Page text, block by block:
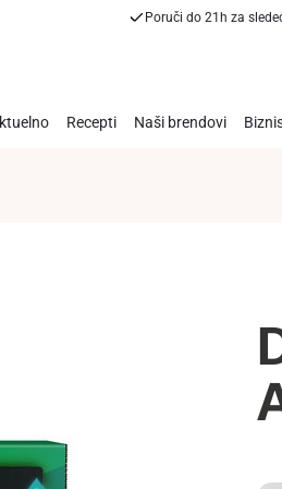
Poruči do 21h za
Recepti Naši brendovi